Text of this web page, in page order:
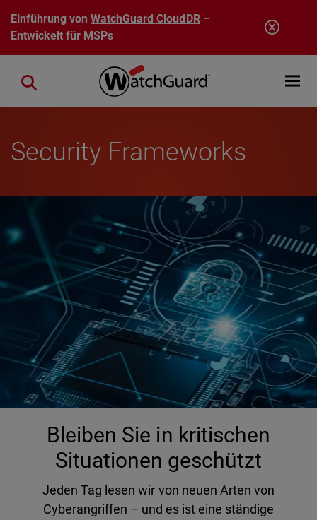
Direkt zum Inhalt
Einführung vonWatchGuard CloudDR–
Entwickelt für MSPs
Open
Close search
Security Frameworks
Bleiben Sie in kritischen
Situationen geschützt
Jeden Tag lesen wir von neuen Arten von
Cyberangriffen – und es ist eine ständige